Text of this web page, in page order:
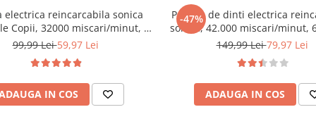
electrica reincarcabila sonica
Copii, 32000 miscari/minut, 4
de curatatare, 8 capete de
IPX6, cablu USB, Verde
99,99 Lei59,97 Lei
IN COS
-47%
Periuta de dinti electrica
sonica, 42.000 miscari/minut,
smart de curatare cu
Rezistent la apa, cablu USB,
500mAh, s
149,99 Lei79,97 Lei
ADAUGA IN COS